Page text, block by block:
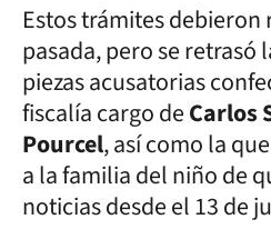
Estos trámites debieron
pasada, pero se retrasó
piezas acusatorias
fiscalía cargo deCarlos
Pourcel, así como la
a la familia del niño de
noticias desde el 13 de